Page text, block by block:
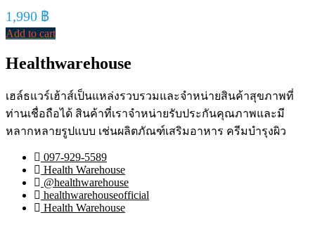
1,990 ฿
Add to cart
Healthwarehouse
เฮล์ธแวร์เฮ้าส์เป็นแหล่งรวบรวมและจำหน่ายสินค้าสุขภาพที่
ท่านเชื่อถือได้ สินค้าที่เราจำหน่ายรับประกันคุณภาพและมี
หลากหลายรูปแบบ เช่นผลิตภัณฑ์เสริมอาหาร ครีมบำรุงผิว
097-929-5589
Health Warehouse
@healthwarehouse
healthwarehouseofficial
Health Warehouse